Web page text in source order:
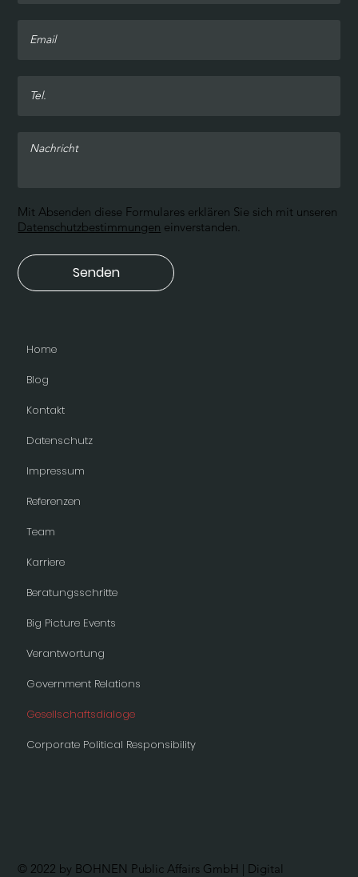
Referenzen
Team
Karriere
Beratungsschritte
Big Picture Events
Verantwortung
Home
Blog
Kontakt
Datenschutz
Impressum
Government Relations
Gesellschaftsdialoge
Corporate Political Responsibility
Senden
Mit Absenden diese Formulares erklären Sie sich mit unseren
Datenschutzbestimmungen einverstanden.
© 2022 by BOHNEN Public Affairs GmbH | Digital